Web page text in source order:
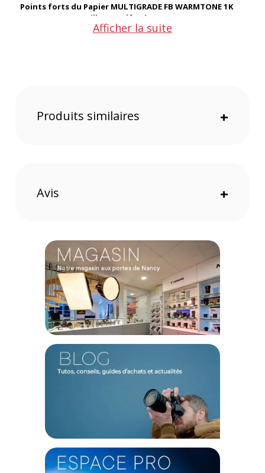
Points forts du Papier MULTIGRADE FB WARMTONE 1K
Feuilles par Ilford :
Base fibre barytée, fournit une texture luxueuse et une
blancs lumineux. Son ton chaud et sa capacité à répondre
efficacement au virage en font un choix de prédilection pour
les photographes recherchant une qualité supérieure.
Compatibilité
Ce papier est compatible avec tous les agrandisseurs de
chambre noire et peut être utilisé avec les filtres MULTIGRADE
d'ILFORD pour un contrôle total du contraste. Il est également
compatible avec la séquence de lavage de permanence
optimale d'ILFORD.
Caractéristiques du Papier MULTIGRADE FB WARMTONE
Papier MULTIGRADE FB WARMTONE 1K 24,0X30,5 -
50 Feuilles
Marque : Ilford
Référence : 4421865462
Afficher la suite
Produits similaires +
Avis +